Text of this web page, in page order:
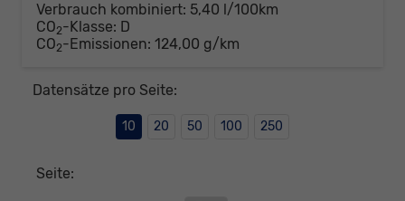
Verbrauch kombiniert: 5,40 l/100km
CO2-Klasse: D
CO2-Emissionen: 124,00 g/km
Datensätze pro Seite:
10 20 50 100 250
Seite: